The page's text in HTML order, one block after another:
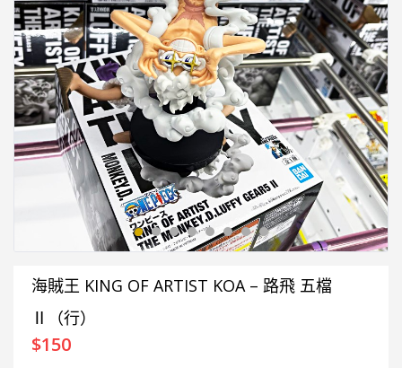
海賊王 KING OF ARTIST KOA – 路飛 五檔
Ⅱ（行）
$150